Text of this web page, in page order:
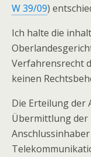
W 39/09)
Ich halte die
Verfahrensrecht
keinen
Die Erteilung der
Übermittlung der